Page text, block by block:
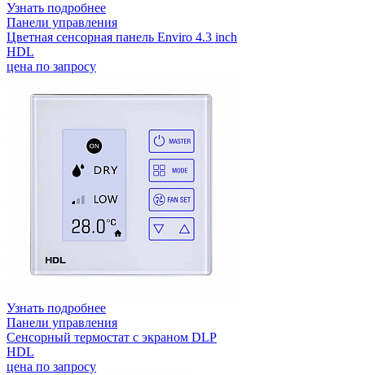
Узнать подробнее
Панели управления
Цветная сенсорная панель Enviro 4.3 inch
HDL
цена по запросу
Узнать подробнее
Панели управления
Сенсорный термостат с экраном DLP
HDL
цена по запросу